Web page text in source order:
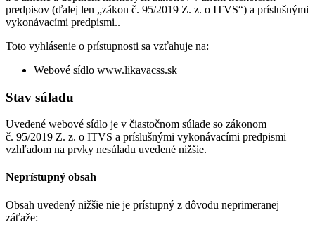
predpisov (ďalej len „zákon č. 95/2019 Z. z. o ITVS“) a príslušnými
vykonávacími predpismi..
Toto vyhlásenie o prístupnosti sa vzťahuje na:
Webové sídlo www.likavacss.sk
Stav súladu
Uvedené webové sídlo je v čiastočnom súlade so zákonom
č. 95/2019 Z. z. o ITVS a príslušnými vykonávacími predpismi
vzhľadom na prvky nesúladu uvedené nižšie.
Neprístupný obsah
Obsah uvedený nižšie nie je prístupný z dôvodu neprimeranej
záťaže: